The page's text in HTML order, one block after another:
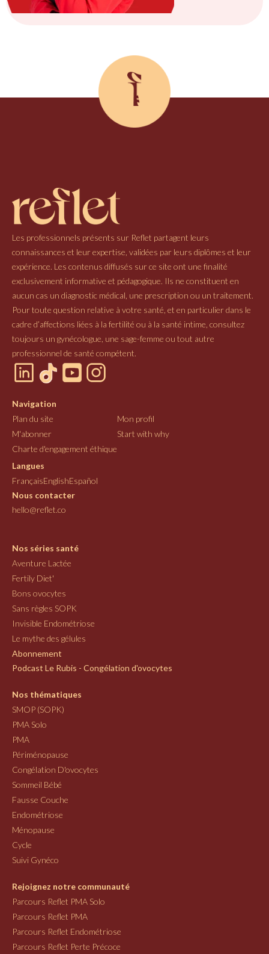
Les professionnels présents sur Reflet partagent leurs
connaissances et leur expertise, validées par leurs diplômes et leur
expérience. Les contenus diffusés sur ce site ont une finalité
exclusivement informative et pédagogique. Ils ne constituent en
aucun cas un diagnostic médical, une prescription ou un traitement.
Pour toute question relative à votre santé, et en particulier dans le
cadre d’affections liées à la fertilité ou à la santé intime, consultez
toujours un gynécologue, une sage-femme ou tout autre
professionnel de santé compétent.
Navigation
Plan du site
Mon profil
M'abonner
Start with why
Charte d'engagement éthique
Langues
FrançaisEnglishEspañol
Nous contacter
hello@reflet.co
Nos séries santé
Aventure Lactée
Fertily Diet'
Bons ovocytes
Sans règles SOPK
Invisible Endométriose
Le mythe des gélules
Abonnement
Podcast Le Rubis - Congélation d'ovocytes
Nos thématiques
SMOP (SOPK)
PMA Solo
PMA
Périménopause
Congélation D'ovocytes
Sommeil Bébé
Fausse Couche
Endométriose
Ménopause
Cycle
Suivi Gynéco
Rejoignez notre communauté
Parcours Reflet PMA Solo
Parcours Reflet PMA
Parcours Reflet Endométriose
Parcours Reflet Perte Précoce